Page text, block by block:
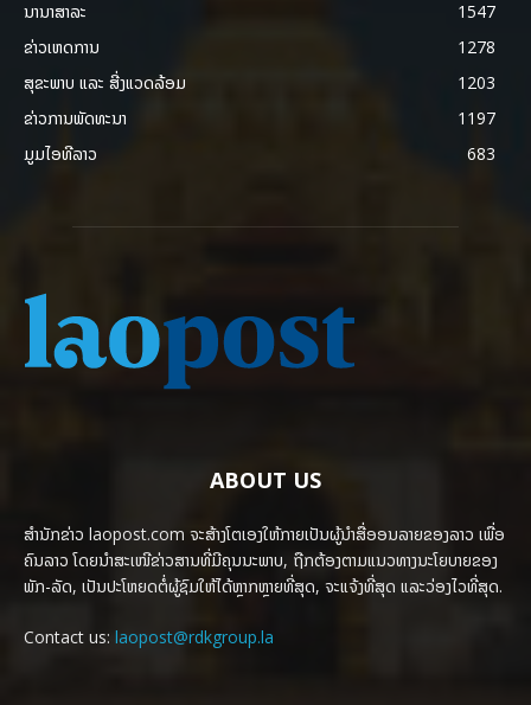
ນານາສາລະ
1547
ຂ່າວເຫດການ
1278
ສຸຂະພາບ ແລະ ສີ່ງແວດລ້ອມ
1203
ຂ່າວການພັດທະນາ
1197
ມູມໄອທີລາວ
683
ABOUT US
ສຳນັກຂ່າວ laopost.com ຈະສ້າງໂຕເອງໃຫ້ກາຍເປັນຜູ້ນຳສື່ອອນລາຍຂອງລາວ ເພື່ອ
ຄົນລາວ ໂດຍນຳສະເໜີຂ່າວສານທີ່ມີຄຸນນະພາບ, ຖືກຕ້ອງຕາມແນວທາງນະໂຍບາຍຂອງ
ພັກ-ລັດ, ເປັນປະໂຫຍດຕໍ່ຜູ້ຊົມໃຫ້ໄດ້ຫຼາກຫຼາຍທີ່ສຸດ, ຈະແຈ້ງທີ່ສຸດ ແລະວ່ອງໄວທີ່ສຸດ.
Contact us: laopost@rdkgroup.la